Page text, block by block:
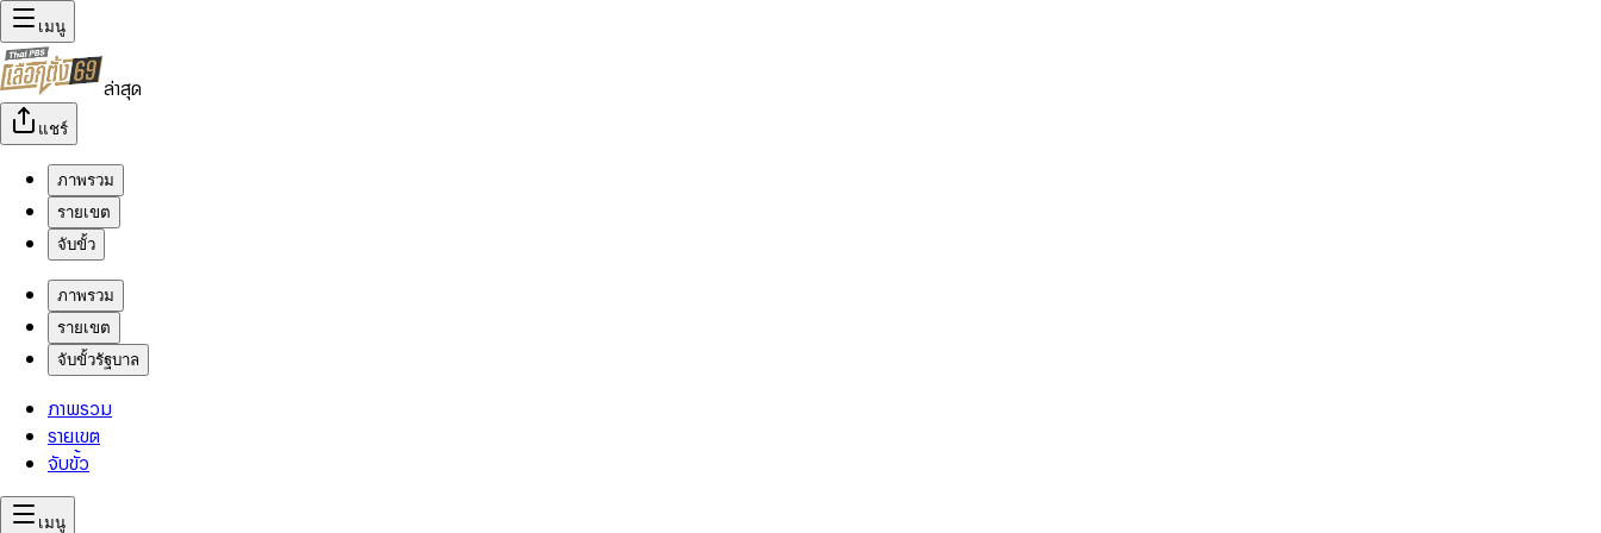
เมนู
ล่าสุด
แชร์
ภาพรวม
รายเขต
จับขั้ว
ภาพรวม
รายเขต
จับขั้วรัฐบาล
ภาพรวม
รายเขต
จับขั้ว
เมนู